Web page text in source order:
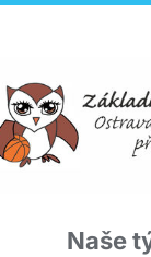
Naše